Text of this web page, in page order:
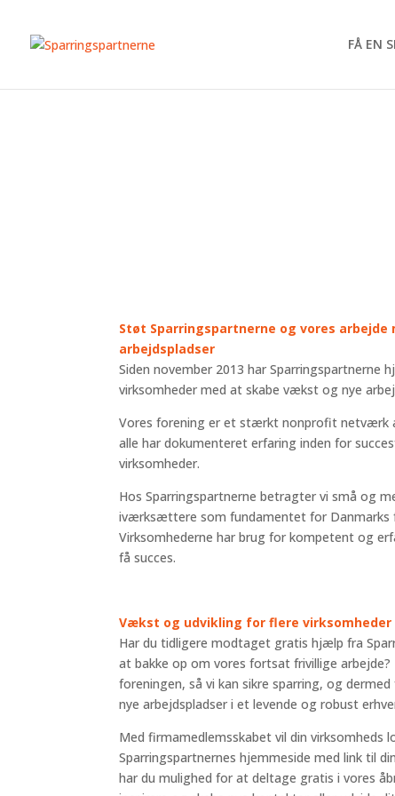
FÅ EN
Støt Sparringspartnerne og vores
arbejdspladser
Siden november 2013 har Sparringspartnerne
virksomheder med at skabe vækst og nye
Vores forening er et stærkt nonprofit netværk
alle har dokumenteret erfaring inden for
virksomheder.
Hos Sparringspartnerne betragter vi små og
iværksættere som fundamentet for Danmarks
Virksomhederne har brug for kompetent og
få succes.
Vækst og udvikling for flere virksomheder
Har du tidligere modtaget gratis hjælp fra
at bakke op om vores fortsat frivillige
foreningen, så vi kan sikre sparring, og
nye arbejdspladser i et levende og robust
Med firmamedlemsskabet vil din virksomheds
Sparringspartnernes hjemmeside med link til
har du mulighed for at deltage gratis i vores